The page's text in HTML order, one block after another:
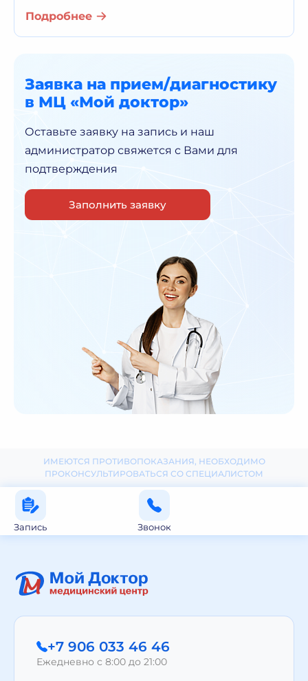
Подробнее
Заявка на прием/диагностику
в МЦ «Мой доктор»
Оставьте заявку на запись и наш
администратор свяжется с Вами для
подтверждения
Заполнить заявку
ИМЕЮТСЯ ПРОТИВОПОКАЗАНИЯ, НЕОБХОДИМО
ПРОКОНСУЛЬТИРОВАТЬСЯ СО СПЕЦИАЛИСТОМ
Запись Звонок
+7 906 033 46 46
Ежедневно с 8:00 до 21:00